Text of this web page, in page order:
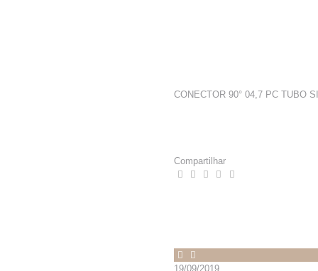
CONECTOR 90° 04,7 PC TUBO
Compartilhar
19/09/2019